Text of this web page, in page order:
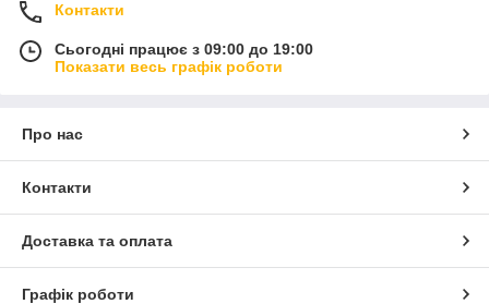
Контакти
Сьогодні працює з 09:00 до 19:00
Показати весь графік роботи
Про нас
Контакти
Доставка та оплата
Графік роботи